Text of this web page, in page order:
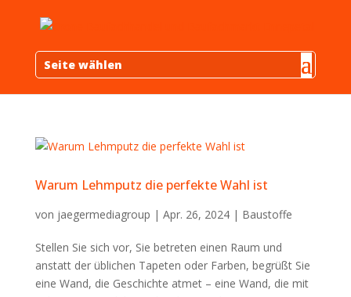
Seite wählen
Warum Lehmputz die perfekte Wahl ist
von jaegermediagroup | Apr. 26, 2024| Baustoffe
Stellen Sie sich vor, Sie betreten einen Raum und
anstatt der üblichen Tapeten oder Farben, begrüßt Sie
eine Wand, die Geschichte atmet – eine Wand, die mit